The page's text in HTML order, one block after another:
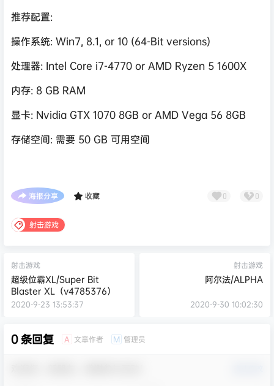
推荐配置:
操作系统: Win7, 8.1, or 10 (64-Bit versions)
处理器: Intel Core i7-4770 or AMD Ryzen 5 1600X
内存: 8 GB RAM
显卡: Nvidia GTX 1070 8GB or AMD Vega 56 8GB
存储空间: 需要 50 GB 可用空间
海报分享 收藏 0 0
射击游戏
射击游戏
超级位霸XL/Super Bit
Blaster XL（v4785376）
2020-9-23 13:53:37
射击游戏
阿尔法/ALPHA
2020-9-30 10:02:30
0 条回复 A 文章作者 M 管理员